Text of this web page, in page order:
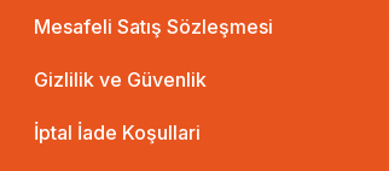
Mesafeli Satış Sözleşmesi
Gizlilik ve Güvenlik
İptal İade Koşullari